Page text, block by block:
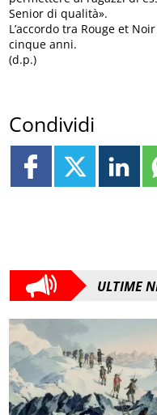
Senior di qualità».
L’accordo tra Rouge et
cinque anni.
(d.p.)
Condividi
ULTIME